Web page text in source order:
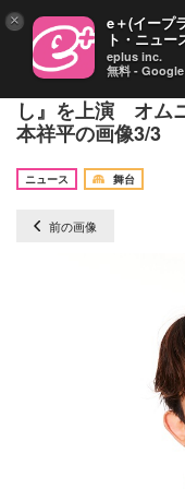
梅津瑞樹が初の
し』を上演 オム
本祥平の画像3/3
ニュース
舞台
前の画像
× e＋(イープ
ト・ニュー
eplus inc.
無料 -